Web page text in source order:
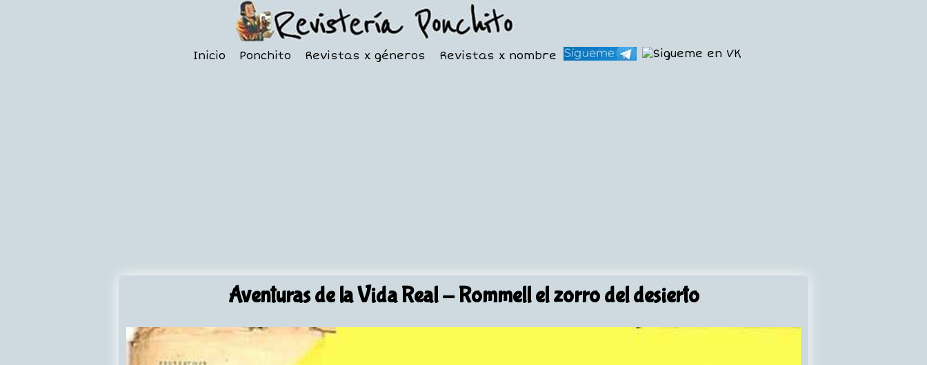
Inicio Ponchito Revistas x géneros Revistas x nombre
Aventuras de la Vida Real- Rommell el zorro del desierto